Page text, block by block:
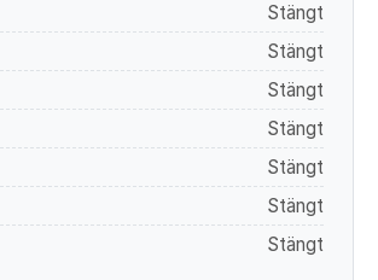
Stängt
Stängt
Stängt
Stängt
Stängt
Stängt
Stängt